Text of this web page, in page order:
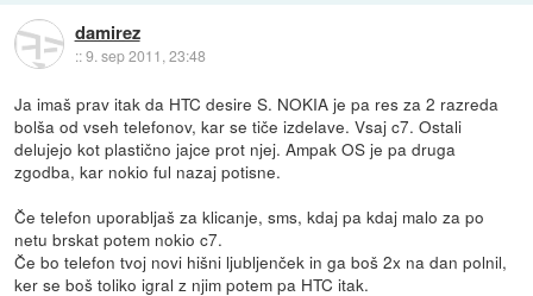
damirez
::9. sep 2011, 23:48
Ja imaš prav itak da HTC desire S. NOKIA je pa res za 2 razreda
bolša od vseh telefonov, kar se tiče izdelave. Vsaj c7. Ostali
delujejo kot plastično jajce prot njej. Ampak OS je pa druga
zgodba, kar nokio ful nazaj potisne.
Če telefon uporabljaš za klicanje, sms, kdaj pa kdaj malo za po
netu brskat potem nokio c7.
Če bo telefon tvoj novi hišni ljubljenček in ga boš 2x na dan polnil,
ker se boš toliko igral z njim potem pa HTC itak.